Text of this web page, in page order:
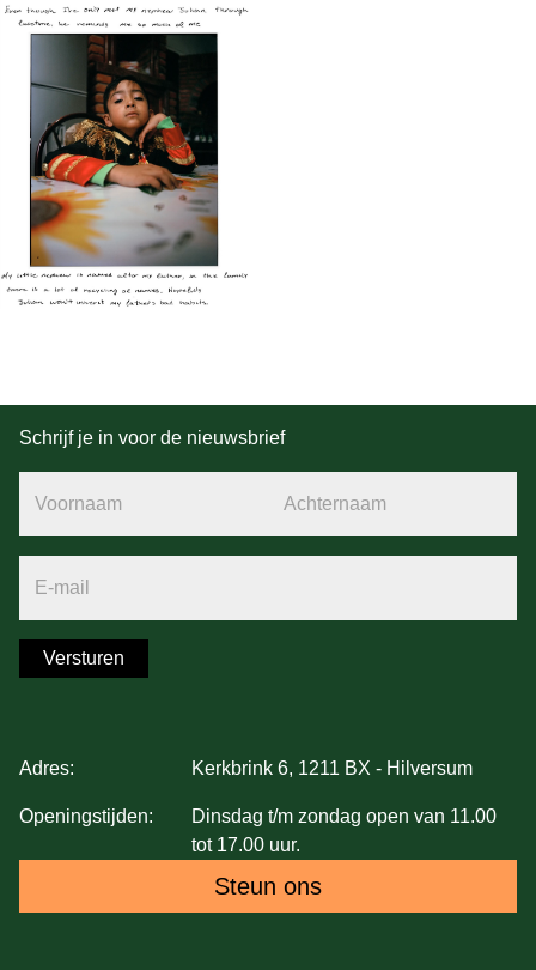
Steun ons
Schrijf je in voor de nieuwsbrief
Voornaam Achternaam
E-mail
Versturen
Adres: Kerkbrink 6, 1211 BX - Hilversum
Openingstijden:
Dinsdag t/m zondag open van 11.00
tot 17.00 uur.